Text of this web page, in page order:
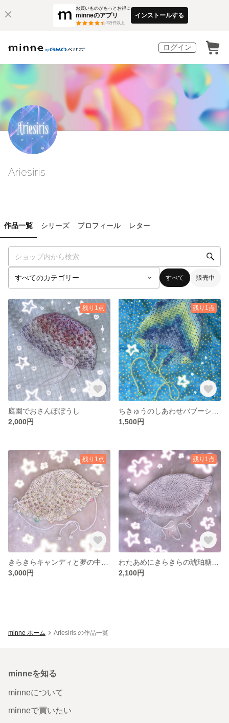
お買いものがもっとお得に
minneのアプリ
3万件以上
インストールする
ログイン
Ariesiris
作品一覧 シリーズ プロフィール レター
すべて 販売中
残り1点
庭園でおさんぽぼうし
2,000円
残り1点
1,500円
残り1点
3,000円
残り1点
2,100円
minne ホーム Ariesiris の作品一覧
minneを知る
minneについて
minneで買いたい